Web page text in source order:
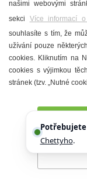
Prohlášení o
našimi webovými
sekci Více informací
souhlasíte s tím, že
užívání pouze
cookies. Kliknutím na
cookies s výjimkou
stránek (tzv. „Nutné
Chettyho.